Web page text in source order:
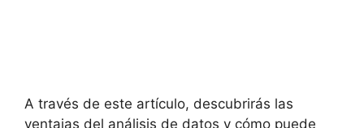
A través de este artículo, descubrirás las
ventajas del análisis de datos y cómo puede